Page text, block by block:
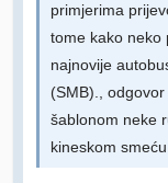
primjerima
tome kako neko
najnovije
(SMB).,
šablonom neke
kineskom